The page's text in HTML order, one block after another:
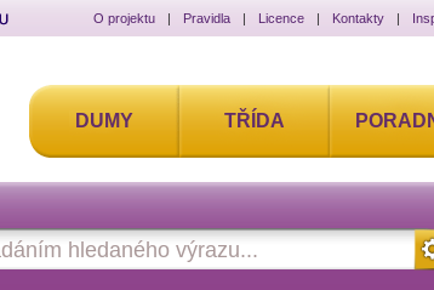
O projektu | Pravidla | Licence | Kontakty |
DUMY TŘÍDA